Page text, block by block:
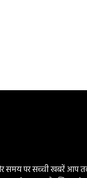
समय पर सच्ची खबरें आप